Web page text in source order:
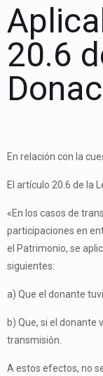
20.6
En relación con la
El artículo 20.6 de la
«En los casos de
participaciones en
el Patrimonio, se
siguientes:
a) Que el donante
b) Que, si el
transmisión.
A estos efectos, no